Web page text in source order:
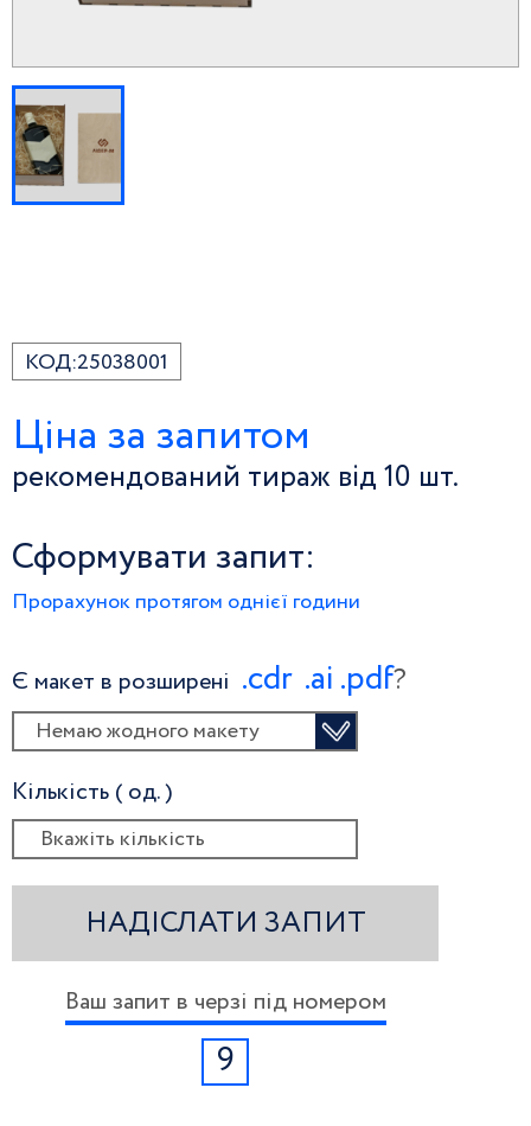
КОД:25038001
Ціна за запитом
рекомендований тираж від 10 шт.
Сформувати запит:
Прорахунок протягом однієї години
Є макет в розширені .сdr .ai .pdf?
Немаю жодного макету
Кількість ( од. )
НАДІСЛАТИ ЗАПИТ
Ваш запит в черзі під номером
9